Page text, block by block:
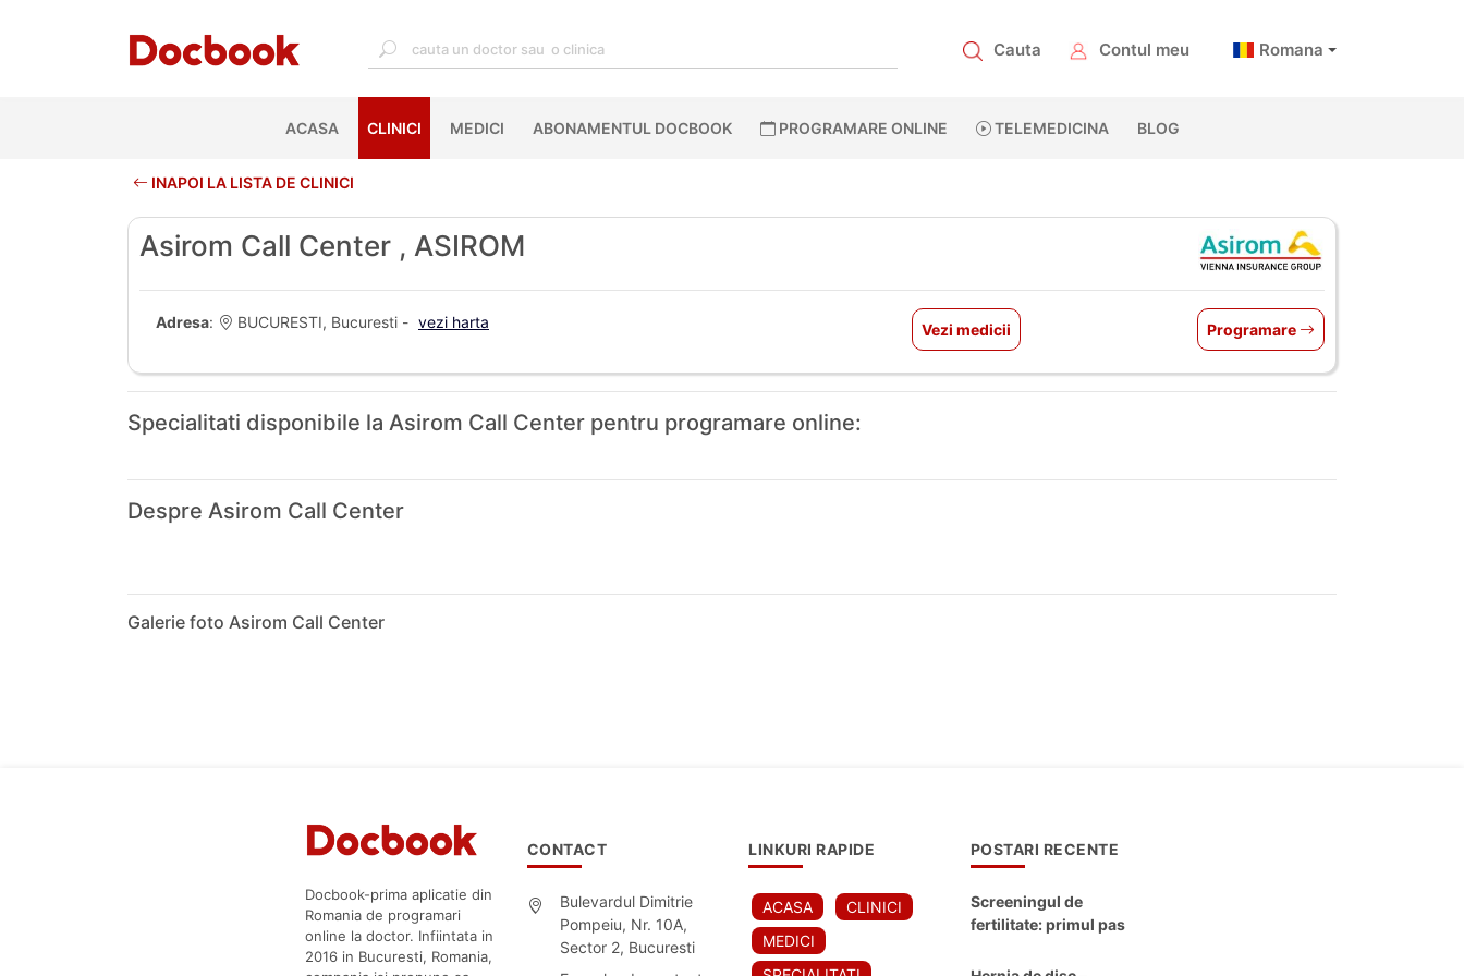
Cauta Contul meu Romana
ACASA(CURRENT)
CLINICI MEDICI ABONAMENTUL DOCBOOK PROGRAMARE ONLINE TELEMEDICINA BLOG
INAPOI LA LISTA DE CLINICI
Asirom Call Center , ASIROM
Adresa: BUCURESTI, Bucuresti - vezi harta Vezi medicii Programare
Specialitati disponibile la Asirom Call Center pentru programare online:
Despre Asirom Call Center
Galerie foto Asirom Call Center
Docbook-prima aplicatie din
Romania de programari
online la doctor. Infiintata in
2016 in Bucuresti, Romania,
CONTACT
Bulevardul Dimitrie
Pompeiu, Nr. 10A,
Sector 2, Bucuresti
LINKURI RAPIDE
ACASA
CLINICI
MEDICI
POSTARI RECENTE
Screeningul de
fertilitate: primul pas